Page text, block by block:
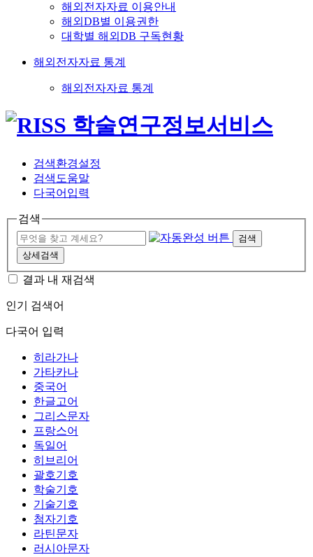
해외전자자료 이용안내
해외DB별 이용권한
대학별 해외DB 구독현황
해외전자자료 통계
해외전자자료 통계
검색환경설정
검색도움말
다국어입력
검색
검색
상세검색
결과 내 재검색
인기 검색어
다국어 입력
히라가나
가타카나
중국어
한글고어
그리스문자
프랑스어
독일어
히브리어
괄호기호
학술기호
기술기호
첨자기호
라틴문자
러시아문자